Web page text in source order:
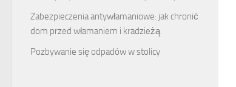
Zabezpieczenia antywłamaniowe: jak chronić
dom przed włamaniem i kradzieżą
Pozbywanie się odpadów w stolicy